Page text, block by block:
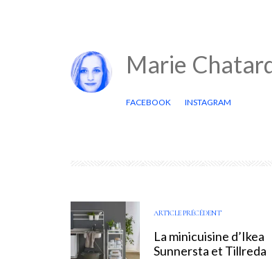
Marie
FACEBOOK INSTAGRAM
ARTICLE PRÉCÉDENT
La minicuisine d’Ikea
Sunnersta et Tillreda